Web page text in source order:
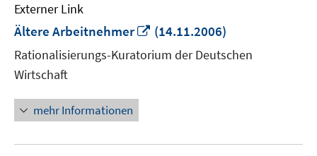
Externer Link
Ältere Arbeitnehmer
In
neuem
Fenster
(14.11.2006)
Rationalisierungs-Kuratorium der Deutschen
Wirtschaft
mehr Informationen